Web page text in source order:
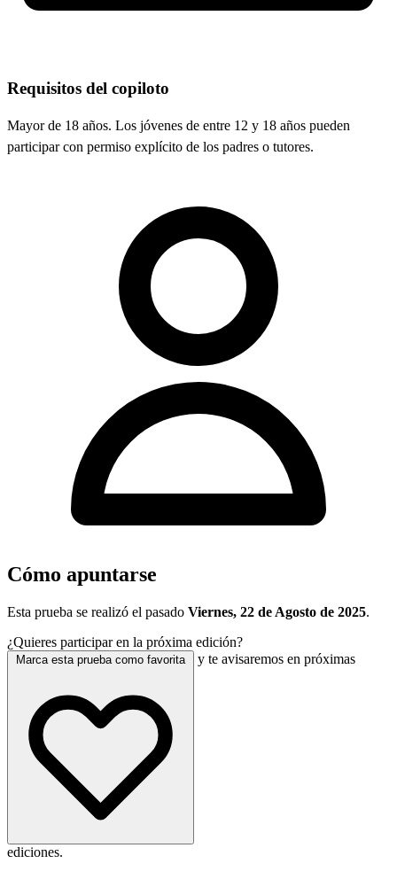
Requisitos del copiloto
Mayor de 18 años. Los jóvenes de entre 12 y 18 años pueden
participar con permiso explícito de los padres o tutores.
Cómo apuntarse
Esta prueba se realizó el pasado Viernes, 22 de Agosto de 2025.
¿Quieres participar en la próxima edición?
Marca esta prueba como favorita y te avisaremos en próximas
ediciones.